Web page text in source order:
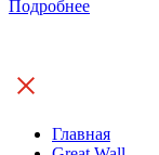
Подробнее
Главная